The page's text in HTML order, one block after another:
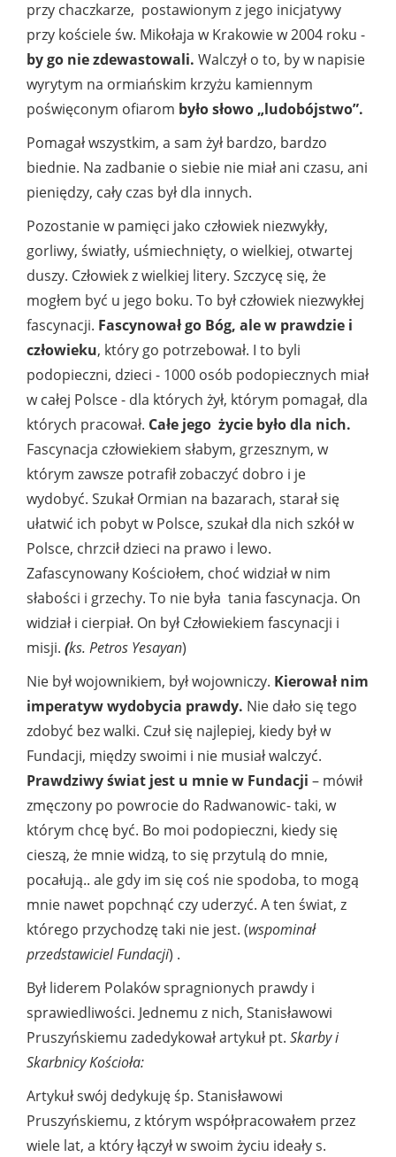
przy chaczkarze, postawionym z jego inicjatywy
przy kościele św. Mikołaja w Krakowie w 2004 roku -
by go nie zdewastowali. Walczył o to, by w napisie
wyrytym na ormiańskim krzyżu kamiennym
poświęconym ofiarom było słowo „ludobójstwo”.
Pomagał wszystkim, a sam żył bardzo, bardzo
biednie. Na zadbanie o siebie nie miał ani czasu, ani
pieniędzy, cały czas był dla innych.
Pozostanie w pamięci jako człowiek niezwykły,
gorliwy, światły, uśmiechnięty, o wielkiej, otwartej
duszy. Człowiek z wielkiej litery. Szczycę się, że
mogłem być u jego boku. To był człowiek niezwykłej
fascynacji. Fascynował go Bóg, ale w prawdzie i
człowieku, który go potrzebował. I to byli
podopieczni, dzieci - 1000 osób podopiecznych miał
w całej Polsce - dla których żył, którym pomagał, dla
których pracował. Całe jego życie było dla nich.
Fascynacja człowiekiem słabym, grzesznym, w
którym zawsze potrafił zobaczyć dobro i je
wydobyć. Szukał Ormian na bazarach, starał się
ułatwić ich pobyt w Polsce, szukał dla nich szkół w
Polsce, chrzcił dzieci na prawo i lewo.
Zafascynowany Kościołem, choć widział w nim
słabości i grzechy. To nie była tania fascynacja. On
widział i cierpiał. On był Człowiekiem fascynacji i
misji. (ks. Petros Yesayan)
Nie był wojownikiem, był wojowniczy. Kierował nim
imperatyw wydobycia prawdy. Nie dało się tego
zdobyć bez walki. Czuł się najlepiej, kiedy był w
Fundacji, między swoimi i nie musiał walczyć.
Prawdziwy świat jest u mnie w Fundacji – mówił
zmęczony po powrocie do Radwanowic- taki, w
którym chcę być. Bo moi podopieczni, kiedy się
cieszą, że mnie widzą, to się przytulą do mnie,
pocałują.. ale gdy im się coś nie spodoba, to mogą
mnie nawet popchnąć czy uderzyć. A ten świat, z
którego przychodzę taki nie jest. (wspominał
przedstawiciel Fundacji) .
Był liderem Polaków spragnionych prawdy i
sprawiedliwości. Jednemu z nich, Stanisławowi
Pruszyńskiemu zadedykował artykuł pt. Skarby i
Skarbnicy Kościoła:
Artykuł swój dedykuję śp. Stanisławowi
Pruszyńskiemu, z którym współpracowałem przez
wiele lat, a który łączył w swoim życiu ideały s.